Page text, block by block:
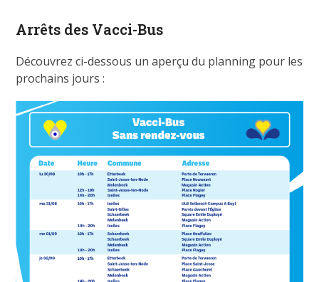
Arrêts des Vacci-Bus
Découvrez ci-dessous un aperçu du planning pour les
prochains jours :